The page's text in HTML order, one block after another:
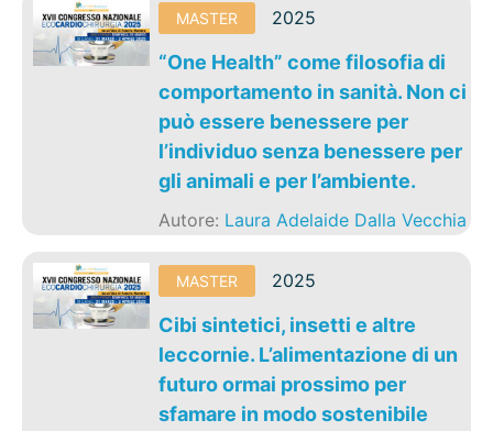
MASTER 2025
“One Health” come filosofia di
comportamento in sanità. Non ci
può essere benessere per
l’individuo senza benessere per
gli animali e per l’ambiente.
Autore: Laura Adelaide Dalla Vecchia
MASTER 2025
Cibi sintetici, insetti e altre
leccornie. L’alimentazione di un
futuro ormai prossimo per
sfamare in modo sostenibile